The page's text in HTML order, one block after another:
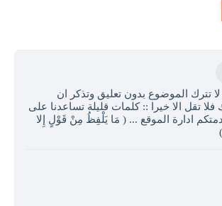
تترك الموضوع بدون تعليق وتذكر ان
تقل الا خيرا :: كلمات قليلة تساعدنا على
ادارة الموقع ... ( مَا يَلْفِظُ مِنْ قَوْلٍ إِلا